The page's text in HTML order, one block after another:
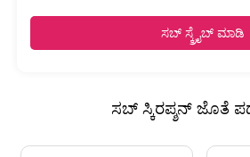
ಸಬ್ ಸ್ಕ್ರೈಬ್ ಮಾಡಿ
ಸಬ್ ಸ್ಕಿರಪ್ಶನ್ ಜೊತೆ